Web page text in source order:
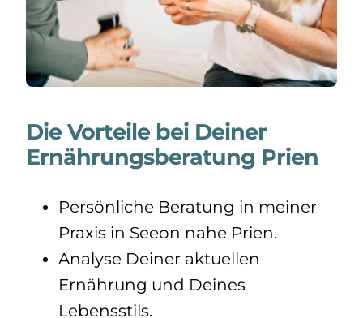
Die Vorteile bei Deiner
Ernährungsberatung Prien
Persönliche Beratung in meiner
Praxis in Seeon nahe Prien.
Analyse Deiner aktuellen
Ernährung und Deines
Lebensstils.